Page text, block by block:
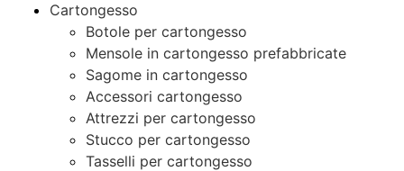
Cartongesso
Botole per cartongesso
Mensole in cartongesso prefabbricate
Sagome in cartongesso
Accessori cartongesso
Attrezzi per cartongesso
Stucco per cartongesso
Tasselli per cartongesso